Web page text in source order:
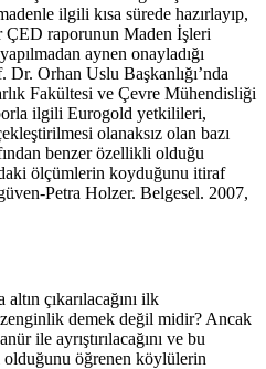
ilgili kısa sürede hazırlayıp,
ÇED raporunun Maden İşleri
aynen onayladığı
Dr. Orhan Uslu Başkanlığı’nda
Fakültesi ve Çevre Mühendisliği
ilgili Eurogold yetkilileri,
olanaksız olan bazı
benzer özellikli olduğu
ölçümlerin koyduğunu itiraf
Petra Holzer. Belgesel. 2007,
çıkarılacağını ilk
demek değil midir? Ancak
ile ayrıştırılacağını ve bu
öğrenen köylülerin